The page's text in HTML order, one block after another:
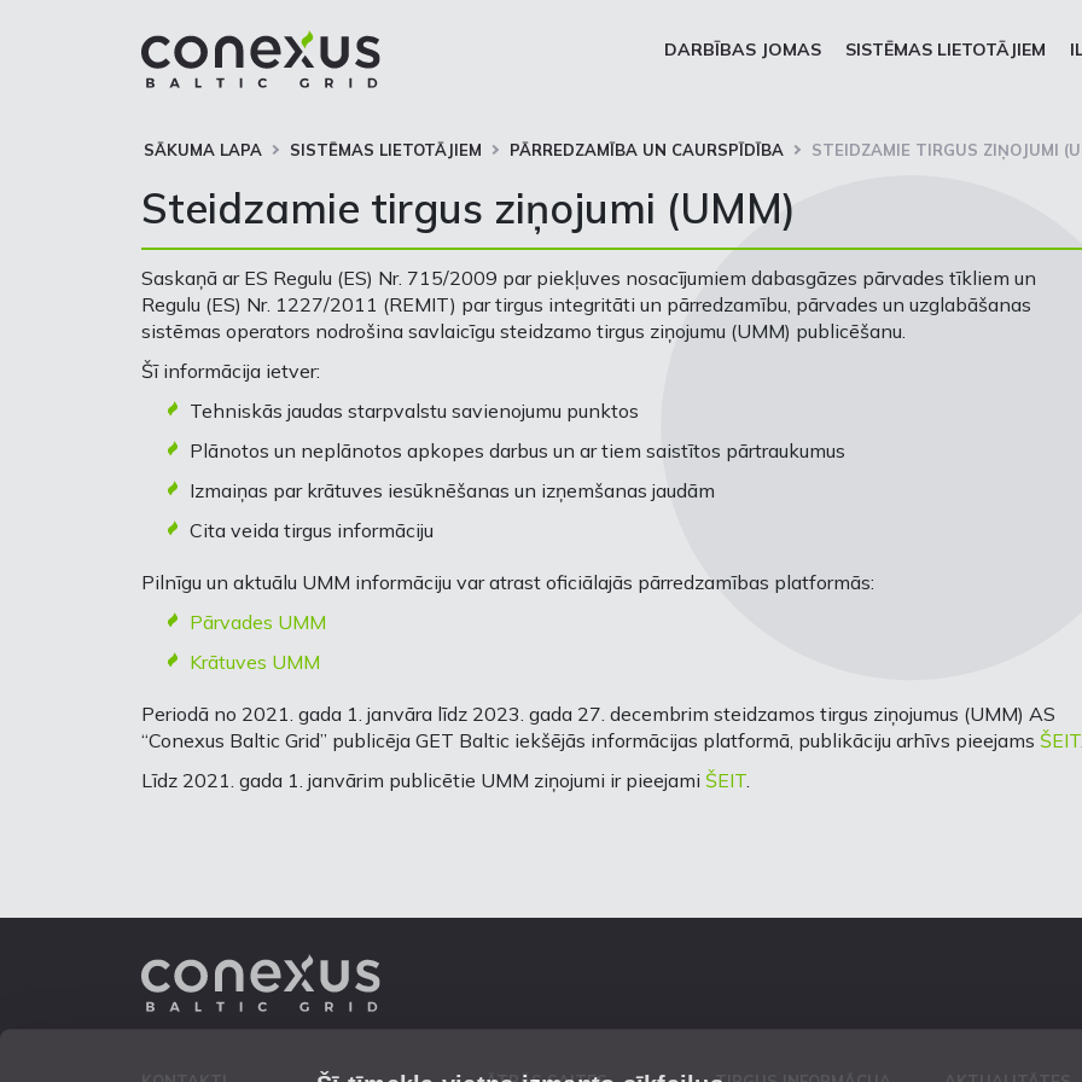
DARBĪBAS JOMAS SISTĒMAS LIETOTĀJIEM
SĀKUMA LAPA SISTĒMAS LIETOTĀJIEM PĀRREDZAMĪBA UN CAURSPĪDĪBA STEIDZAMIE TIRGUS ZIŅOJUMI
Steidzamie tirgus ziņojumi (UMM)
Saskaņā ar ES Regulu (ES) Nr. 715/2009 par piekļuves nosacījumiem dabasgāzes pārvades tīkliem un
Regulu (ES) Nr. 1227/2011 (REMIT) par tirgus integritāti un pārredzamību, pārvades un uzglabāšanas
sistēmas operators nodrošina savlaicīgu steidzamo tirgus ziņojumu (UMM) publicēšanu.
Šī informācija ietver:
Tehniskās jaudas starpvalstu savienojumu punktos
Plānotos un neplānotos apkopes darbus un ar tiem saistītos pārtraukumus
Izmaiņas par krātuves iesūknēšanas un izņemšanas jaudām
Cita veida tirgus informāciju
Pilnīgu un aktuālu UMM informāciju var atrast oficiālajās pārredzamības platformās:
Pārvades UMM
Krātuves UMM
Periodā no 2021. gada 1. janvāra līdz 2023. gada 27. decembrim steidzamos tirgus ziņojumus (UMM) AS
“Conexus Baltic Grid” publicēja GET Baltic iekšējās informācijas platformā, publikāciju arhīvs pieejams ŠEIT.
Līdz 2021. gada 1. janvārim publicētie UMM ziņojumi ir pieejami ŠEIT.